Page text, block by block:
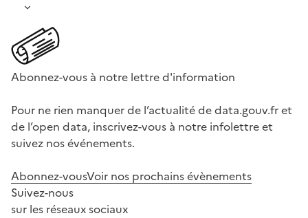
Abonnez-vous à notre lettre d'information
Pour ne rien manquer de l’actualité de data.gouv.fr et
de l’open data, inscrivez-vous à notre infolettre et
suivez nos événements.
Abonnez-vousVoir nos prochains évènements
Suivez-nous
sur les réseaux sociaux